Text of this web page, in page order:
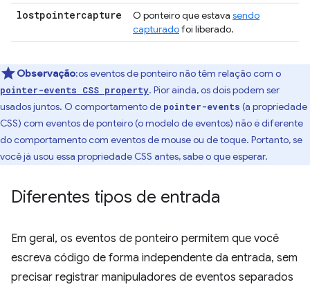
lostpointercapture O ponteiro que estava sendo
capturadofoi liberado.
Observação:os eventos de ponteiro não têm relação com o
pointer-events CSS property. Pior ainda, os dois podem ser
usados juntos. O comportamento de pointer-events (a propriedade
CSS) com eventos de ponteiro (o modelo de eventos) não é diferente
do comportamento com eventos de mouse ou de toque. Portanto, se
você já usou essa propriedade CSS antes, sabe o que esperar.
Diferentes tipos de entrada
Em geral, os eventos de ponteiro permitem que você
escreva código de forma independente da entrada, sem
precisar registrar manipuladores de eventos separados